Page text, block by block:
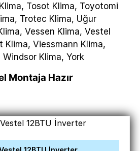
Tosot Klima, Toyotomi
Trotec Klima, Uğur
Vessen Klima, Vestel
Klima, Viessmann Klima,
Klima, York
Montaja Hazır